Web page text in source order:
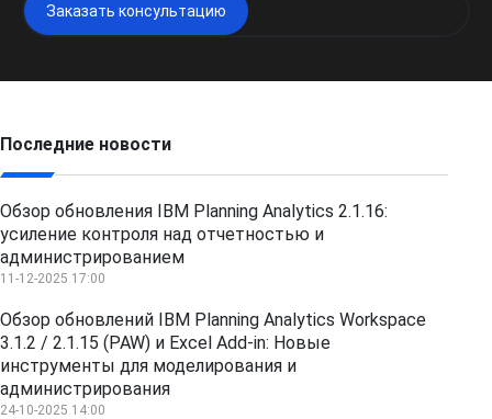
Заказать консультацию
Последние новости
Обзор обновления IBM Planning Analytics 2.1.16:
усиление контроля над отчетностью и
администрированием
11-12-2025 17:00
Обзор обновлений IBM Planning Analytics Workspace
3.1.2 / 2.1.15 (PAW) и Excel Add-in: Новые
инструменты для моделирования и
администрирования
24-10-2025 14:00